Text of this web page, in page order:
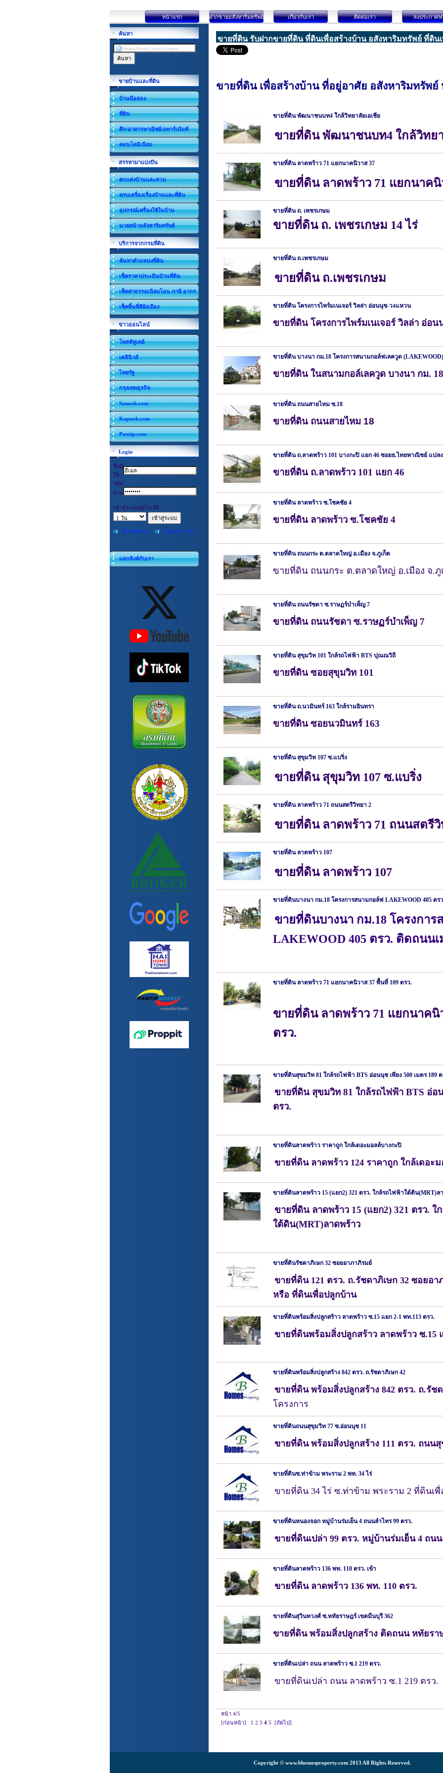
หน้าแรก ฝากขายอสังหาริมทรัพย์ เกี่ยวกับเรา ติดต่อเรา ลงประกาศฟ
ค้นหา
ขายบ้านและที่ดิน
บ้านมือสอง
ที่ดิน
ตึก/อาคารพาณิชย์/อพาร์เม้นท์
คอนโดมิเนียม
สรรหามาแบ่งปัน
ตกแต่งบ้านและสวน
ครบเครื่องเรื่องบ้านและที่ดิน
อุปกรณ์เครื่องใช้ในบ้าน
นายหน้าอสังหาริมทรัพย์
บริการจากกรมที่ดิน
ค้นหาตำแหน่งที่ดิน
เช็คราคาประเมินบ้านที่ดิน
เช็คค่าธรรมเนียมโอน ภาษี อากร
เช็คพื้นที่สีผังเมือง
ข่าวออนไลน์
โพสต์ทูเดย์
เดลินิวส์
ไทยรัฐ
กรุงเทพธุรกิจ
Sanook.com
Kapook.com
Pantip.com
Login
ชื่อผู้
ใช้ :
รหัส
ผ่าน
:
เข้าสู่ระบบอัตโนมัติ :
ลืมรหัสผ่าน สมัครสมาชิก
แลกลิงค์กับเรา
ขายที่ดิน รับฝากขายที่ดิน ที่ดินเพื่อสร้างบ้าน อสังหาริมทรัพย์ ที่ดิน
ขายที่ดิน เพื่อสร้างบ้าน ที่อยู่อาศัย อสังหาริมทรัพย์
ขายที่ดิน พัฒนาชนบท4 ใกล้วิทยาลัยเอเชีย
ขายที่ดิน พัฒนาชนบท4 ใกล้วิทยา
ขายที่ดิน ลาดพร้าว 71 แยกนาคนิวาส 37
ขายที่ดิน ลาดพร้าว 71 แยกนาคนิ
ขายที่ดิน ถ. เพชรเกษม
ขายที่ดิน ถ. เพชรเกษม 14 ไร่
ขายที่ดิน ถ.เพชรเกษม
ขายที่ดิน ถ.เพชรเกษม
ขายที่ดิน โครงการไพร์มเนเจอร์ วิลล่า อ่อนนุช-วงแหวน
ขายที่ดิน โครงการไพร์มเนเจอร์ วิลล่า อ่อน
ขายที่ดิน บางนา กม.18 โครงการสนามกอล์ฟเลควูด (LAKEWOOD)
ขายที่ดิน ในสนามกอล์เลควูด บางนา กม. 18
ขายที่ดิน ถนนสายไหม ซ.18
ขายที่ดิน ถนนสายไหม 18
ขายที่ดิน ถ.ลาดพร้าว 101 บางกะปิ แยก 46 ซอยธ.ไทยพาณิชย์ แป
ขายที่ดิน ถ.ลาดพร้าว 101 แยก 46
ขายที่ดิน ลาดพร้าว ซ.โชคชัย 4
ขายที่ดิน ลาดพร้าว ซ.โชคชัย 4
ขายที่ดิน ถนนกระ ต.ตลาดใหญ่ อ.เมือง จ.ภูเก็ต
ขายที่ดิน ถนนกระ ต.ตลาดใหญ่ อ.เมือง จ.ภู
ขายที่ดิน ถนนรัชดา ซ.ราษฏร์บำเพ็ญ 7
ขายที่ดิน ถนนรัชดา ซ.ราษฏร์บำเพ็ญ 7
ขายที่ดิน สุขุมวิท 101 ใกล้รถไฟฟ้า BTS ปุณณวิถี
ขายที่ดิน ซอยสุขุมวิท 101
ขายที่ดิน ถ.นวมินทร์ 163 ใกล้รามอินทรา
ขายที่ดิน ซอยนวมินทร์ 163
ขายที่ดิน สุขุมวิท 107 ซ.แบริ่ง
ขายที่ดิน สุขุมวิท 107 ซ.แบริ่ง
ขายที่ดิน ลาดพร้าว 71 ถนนสตรีวิทยา 2
ขายที่ดิน ลาดพร้าว 71 ถนนสตรีวิ
ขายที่ดิน ลาดพร้าว 107
ขายที่ดิน ลาดพร้าว 107
ขายที่ดินบางนา กม.18 โครงการสนามกอล์ฟ LAKEWOOD 405 ต
ขายที่ดินบางนา กม.18 โครงการ
LAKEWOOD 405 ตรว. ติดถนน
ขายที่ดิน ลาดพร้าว 71 แยกนาคนิวาส 37 พื้นที่ 109 ตรว.
ขายที่ดิน ลาดพร้าว 71 แยกนาคนิ
ตรว.
ขายที่ดินสุขมวิท 81 ใกล้รถไฟฟ้า BTS อ่อนนุช เพียง 500 เมตร 189
ขายที่ดิน สุขมวิท 81 ใกล้รถไฟฟ้า BTS อ่อ
ตรว.
ขายที่ดินลาดพร้าว ราคาถูก ใกล้เดอะมอลล์บางกะปิ
ขายที่ดิน ลาดพร้าว 124 ราคาถูก ใกล้เดอะม
ขายที่ดินลาดพร้าว 15 (แยก2) 321 ตรว. ใกล้รถไฟฟ้าใต้ดิน(MRT)ล
ขายที่ดิน ลาดพร้าว 15 (แยก2) 321 ตรว. ใ
ใต้ดิน(MRT)ลาดพร้าว
ขายที่ดินรัชดาภิเษก 32 ซอยอาภาภิรมย์
ขายที่ดิน 121 ตรว. ถ.รัชดาภิเษก 32 ซอยอ
หรือ ที่ดินเพื่อปลูกบ้าน
ขายที่ดินพร้อมสิ่งปลูกสร้าว ลาดพร้าว ซ.15 แยก 2-1 พท.113 ตรว.
ขายที่ดินพร้อมสิ่งปลูกสร้าว ลาดพร้าว ซ.15
ขายที่ดินพร้อมสิ่งปลูกสร้าง 842 ตรว. ถ.รัชดาภิเษก 42
ขายที่ดิน พร้อมสิ่งปลูกสร้าง 842 ตรว. ถ.รัช
โครงการ
ขายที่ดินถนนสุขุมวิท 77 ซ.อ่อนนุช 11
ขายที่ดิน พร้อมสิ่งปลูกสร้าง 111 ตรว. ถนน
ขายที่ดินซ.ท่าข้าม พระราม 2 พท. 34 ไร่
ขายที่ดิน 34 ไร่ ซ.ท่าข้าม พระราม 2 ที่ดินเพื่
ขายที่ดินหนองจอก หมู่บ้านร่มเย็น 4 ถนนลำไทร 99 ตรว.
ขายที่ดินเปล่า 99 ตรว. หมู่บ้านร่มเย็น 4 ถน
ขายที่ดินลาดพร้าว 136 พท. 110 ตรว. เข้า
ขายที่ดิน ลาดพร้าว 136 พท. 110 ตรว.
ขายที่ดินสุวินทวงศ์ ซ.หทัยราษฎร์ เขตมีนบุรี 362
ขายที่ดิน พร้อมสิ่งปลูกสร้าง ติดถนน หทัยรา
ขายที่ดินเปล่า ถนน ลาดพร้าว ซ.1 219 ตรว.
ขายที่ดินเปล่า ถนน ลาดพร้าว ซ.1 219 ตรว.
หน้า 4/5
[ก่อนหน้า]
1 2 3 4 5 [ถัดไป]
Copyright © www.bhomesproperty.com 2013 All Rights Reserved.